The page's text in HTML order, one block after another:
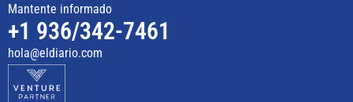
Mantente informado
+1 936/342-7461
hola@eldiario.com